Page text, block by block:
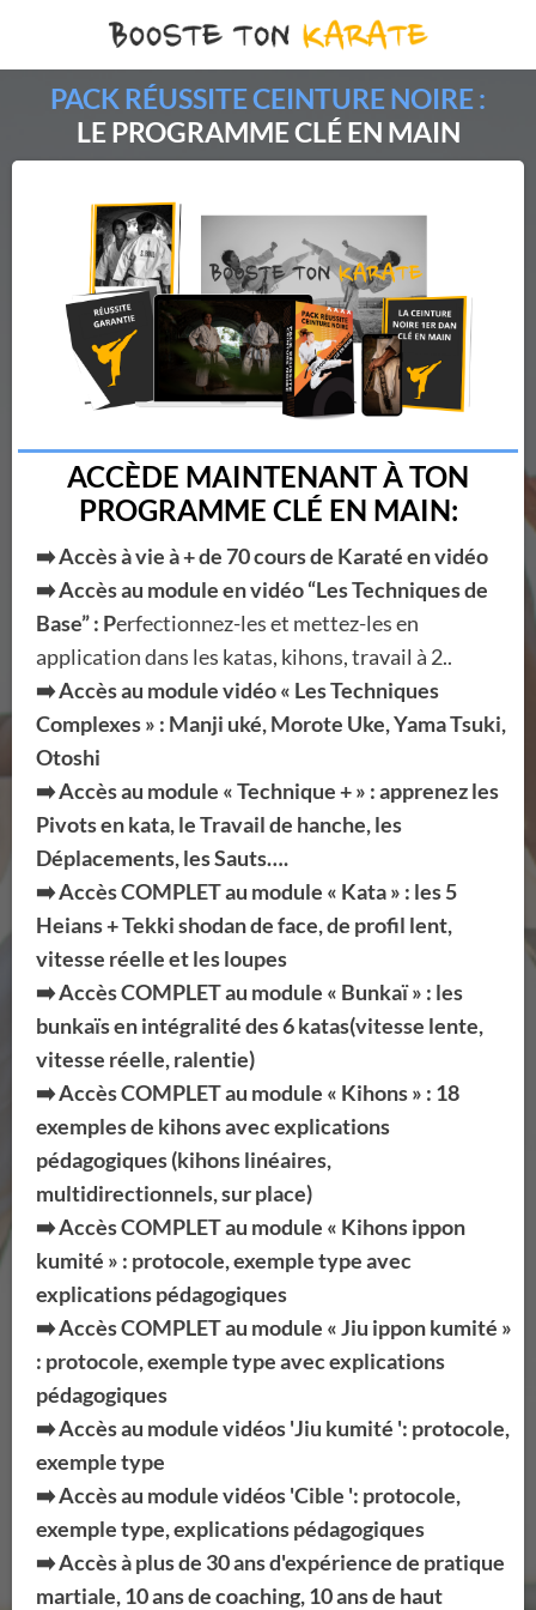
PACK RÉUSSITE CEINTURE NOIRE :
LE PROGRAMME CLÉ EN MAIN
ACCÈDE MAINTENANT À TON
PROGRAMME CLÉ EN MAIN:
➡️ Accès à vie à + de 70 cours de Karaté en vidéo
➡️ Accès au module en vidéo “Les Techniques de
Base” : Perfectionnez-les et mettez-les en
application dans les katas, kihons, travail à 2..
➡️ Accès au module vidéo « Les Techniques
Complexes » : Manji uké, Morote Uke, Yama Tsuki,
Otoshi
➡️ Accès au module « Technique + » : apprenez les
Pivots en kata, le Travail de hanche, les
Déplacements, les Sauts….
➡️ Accès COMPLET au module « Kata » : les 5
Heians + Tekki shodan de face, de profil lent,
vitesse réelle et les loupes
➡️ Accès COMPLET au module « Bunkaï » : les
bunkaïs en intégralité des 6 katas(vitesse lente,
vitesse réelle, ralentie)
➡️ Accès COMPLET au module « Kihons » : 18
exemples de kihons avec explications
pédagogiques (kihons linéaires,
multidirectionnels, sur place)
➡️ Accès COMPLET au module « Kihons ippon
kumité » : protocole, exemple type avec
explications pédagogiques
➡️ Accès COMPLET au module « Jiu ippon kumité »
: protocole, exemple type avec explications
pédagogiques
➡️ Accès au module vidéos 'Jiu kumité ': protocole,
exemple type
➡️ Accès au module vidéos 'Cible ': protocole,
exemple type, explications pédagogiques
➡️ Accès à plus de 30 ans d'expérience de pratique
martiale, 10 ans de coaching, 10 ans de haut